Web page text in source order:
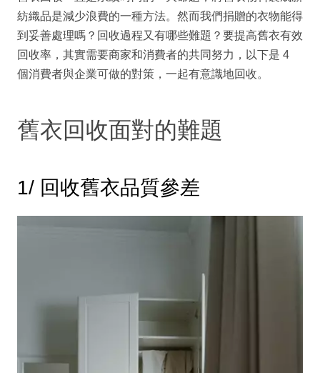
紡織品是減少浪費的一種方法。然而我們捐贈的衣物能得
到妥善處理嗎？回收過程又有哪些難題？要提高舊衣有效
回收率，其實需要商家和消費者的共同努力，以下是 4
個消費者與企業可做的對策，一起有意識地回收。
舊衣回收面對的難題
1/ 回收舊衣品質參差